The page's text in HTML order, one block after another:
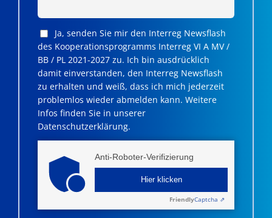
Ja, senden Sie mir den Interreg Newsflash
des Kooperationsprogramms Interreg VI A MV /
BB / PL 2021-2027 zu. Ich bin ausdrücklich
damit einverstanden, den Interreg Newsflash
zu erhalten und weiß, dass ich mich jederzeit
problemlos wieder abmelden kann. Weitere
Infos finden Sie in unserer
Datenschutzerklärung.
Anti-Roboter-Verifizierung
Hier klicken
FriendlyCaptcha ⇗